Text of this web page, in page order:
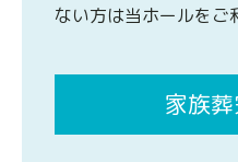
ない方は当ホールをご
家族